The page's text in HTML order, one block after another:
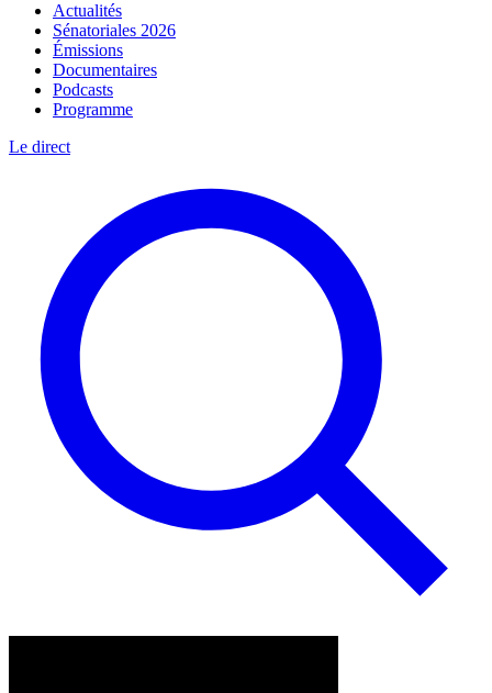
Actualités
Sénatoriales 2026
Émissions
Documentaires
Podcasts
Programme
Le direct